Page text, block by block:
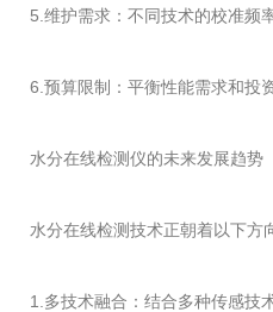
5.维护需求：不同技术的校准频
6.预算限制：平衡性能需求和投
水分在线检测仪的未来发展趋势
水分在线检测技术正朝着以下方
1.多技术融合：结合多种传感技